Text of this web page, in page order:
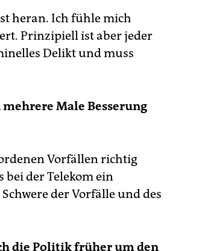
heran. Ich fühle mich
Prinzipiell ist aber jeder
Delikt und muss
Male Besserung
Vorfällen richtig
bei der Telekom ein
der Vorfälle und des
die Politik früher um den